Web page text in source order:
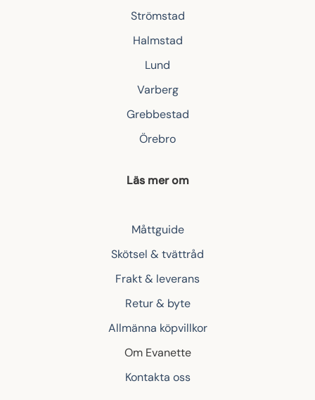
Strömstad
Halmstad
Lund
Varberg
Grebbestad
Örebro
Läs mer om
Måttguide
Skötsel & tvättråd
Frakt & leverans
Retur & byte
Allmänna köpvillkor
Om Evanette
Kontakta oss